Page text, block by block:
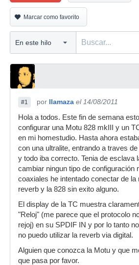
Marcar como favorito
#1 por llamaza el 14/08/2011
Hola a todos. Este fin de semana
configurar una Motu 828 mkIII y un
en mi homestudio. Hasta ahora
con una ultralite, entrando a traves
y todo iba correcto. Tenia de esclava
cambiar ningun tipo de configuración
coaxiales he intentado conectar de
reverb y la 828 sin exito alguno.
El display de la TC muestra
"Reloj" (me parece que el protocolo
rejoj) en su SPDIF IN y por lo tanto
no puedo utilizar la reverb via digital.
Alguien que conozca la Motu y que
que pasa por favor.